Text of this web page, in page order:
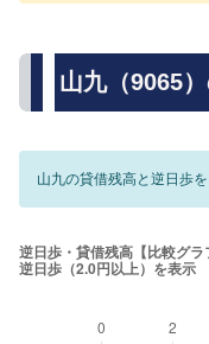
山九（9065
山九の貸借残高と逆日歩